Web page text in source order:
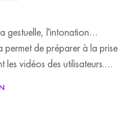
gestuelle, l'intonation…
permet de préparer à la prise
vidéos des utilisateurs.
Polymnia, ce coach, basé
miroir qui vous